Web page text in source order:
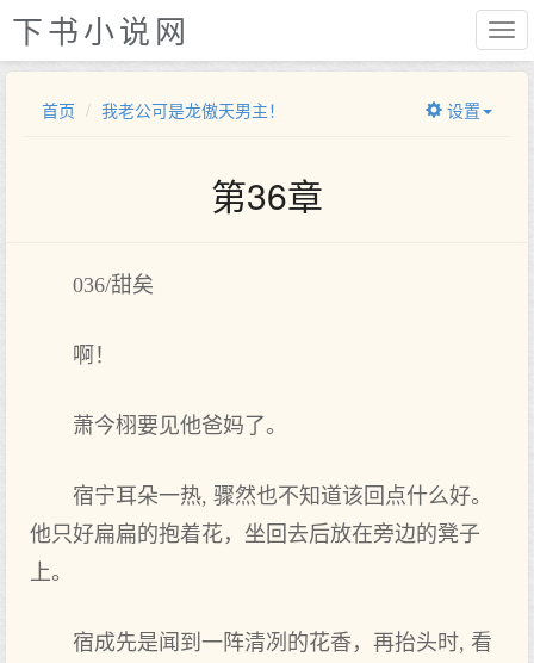
下书小说网
首页 我老公可是龙傲天男主！ 设置
第36章
036/甜矣
啊！
萧今栩要见他爸妈了‌。
宿宁耳朵一热, 骤然也‌不知道该回点‌什么好。
他只好扁扁的抱着花，坐回去‌后放在旁边的凳子
上‌。
宿成先是闻到一阵清冽的花香，再抬头时, 看